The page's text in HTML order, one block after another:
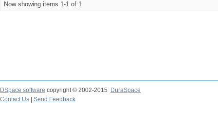
Now showing items 1-1 of 1
DSpace software copyright © 2002-2015
DuraSpace
Contact Us
Send Feedback